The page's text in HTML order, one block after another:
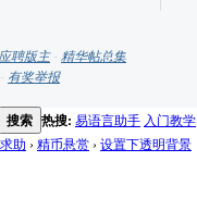
应聘版主- 精华帖总集
有奖举报
搜索 热搜: 易语言助手 入门教学
助 › 精币悬赏› 设置下透明背景